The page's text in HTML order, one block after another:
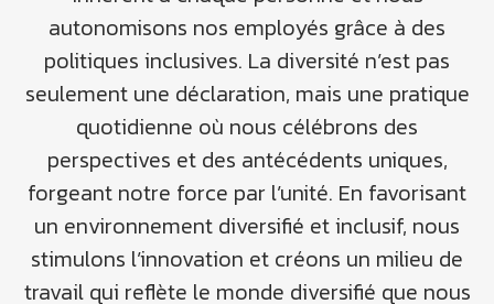
autonomisons nos employés grâce à des
politiques inclusives. La diversité n’est pas
seulement une déclaration, mais une pratique
quotidienne où nous célébrons des
perspectives et des antécédents uniques,
forgeant notre force par l’unité. En favorisant
un environnement diversifié et inclusif, nous
stimulons l’innovation et créons un milieu de
travail qui reflète le monde diversifié que nous